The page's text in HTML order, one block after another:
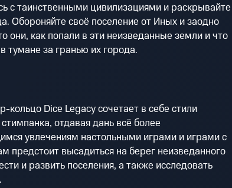
с таинственными цивилизациями и раскрывайте
Обороняйте своё поселение от Иных и заодно
они, как попали в эти неизведанные земли и что
тумане за гранью их города.
кольцо Dice Legacy сочетает в себе стили
отдавая дань всё более
увлечениям настольными играми и играми с
предстоит высадиться на берег неизведанного
и развить поселения, а также исследовать